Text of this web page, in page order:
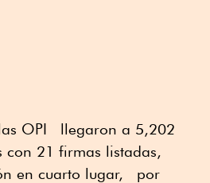
OPI llegaron a 5,202
con 21 firmas listadas,
en cuarto lugar, por